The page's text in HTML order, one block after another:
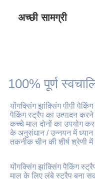
अच्छी सामग्री
100% पूर्ण
योंगक्सिंग झांक्सिंग पीपी
पैकिंग स्ट्रैप का उत्पादन करने
कच्चे माल दोनों का उपयोग
के अनुसंधान / उन्नयन में ध्यान
तकनीक चीन की शीर्ष श्रेणी में
योंगक्सिंग झांक्सिंग पैकिंग
माल के लिए लंबे स्ट्रैप बना